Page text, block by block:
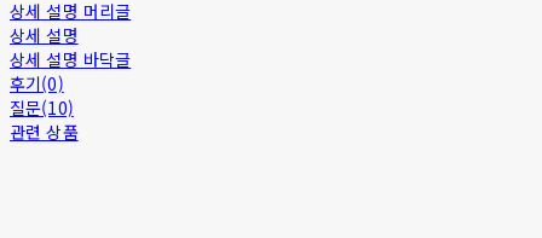
상세 설명 머리글
상세 설명
상세 설명 바닥글
후기(0)
질문(10)
관련 상품